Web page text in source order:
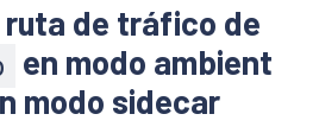
ruta de tráfico de
en modo ambient
modo sidecar